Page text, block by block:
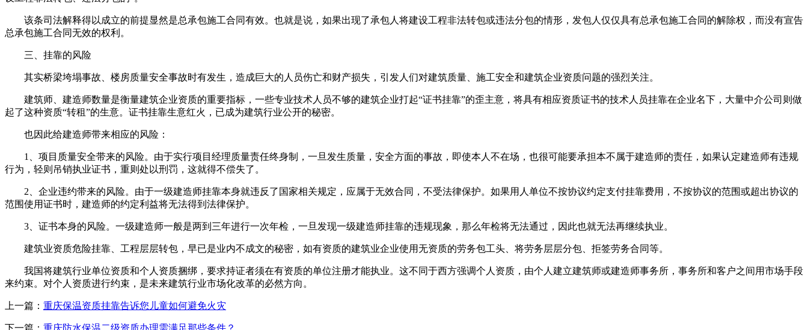
该条司法解释得以成立的前提显然是总承包施工合同有效。也就是说，如果出现了承包人将建设工程非法转包或违法分包的情形，发包人仅仅具有总承包施工合同的解除权，而没有宣告
总承包施工合同无效的权利。
三、挂靠的风险
其实桥梁垮塌事故、楼房质量安全事故时有发生，造成巨大的人员伤亡和财产损失，引发人们对建筑质量、施工安全和建筑企业资质问题的强烈关注。
建筑师、建造师数量是衡量建筑企业资质的重要指标，一些专业技术人员不够的建筑企业打起“证书挂靠”的歪主意，将具有相应资质证书的技术人员挂靠在企业名下，大量中介公司则做
起了这种资质“转租”的生意。证书挂靠生意红火，已成为建筑行业公开的秘密。
也因此给建造师带来相应的风险：
1、项目质量安全带来的风险。由于实行项目经理质量责任终身制，一旦发生质量，安全方面的事故，即使本人不在场，也很可能要承担本不属于建造师的责任，如果认定建造师有违规
行为，轻则吊销执业证书，重则处以刑罚，这就得不偿失了。
2、企业违约带来的风险。由于一级建造师挂靠本身就违反了国家相关规定，应属于无效合同，不受法律保护。如果用人单位不按协议约定支付挂靠费用，不按协议的范围或超出协议的
范围使用证书时，建造师的约定利益将无法得到法律保护。
3、证书本身的风险。一级建造师一般是两到三年进行一次年检，一旦发现一级建造师挂靠的违规现象，那么年检将无法通过，因此也就无法再继续执业。
建筑业资质危险挂靠、工程层层转包，早已是业内不成文的秘密，如有资质的建筑业企业使用无资质的劳务包工头、将劳务层层分包、拒签劳务合同等。
我国将建筑行业单位资质和个人资质捆绑，要求持证者须在有资质的单位注册才能执业。这不同于西方强调个人资质，由个人建立建筑师或建造师事务所，事务所和客户之间用市场手段
来约束。对个人资质进行约束，是未来建筑行业市场化改革的必然方向。
上一篇： 重庆保温资质挂靠告诉您儿童如何避免火灾
下一篇： 重庆防水保温二级资质办理需满足那些条件？